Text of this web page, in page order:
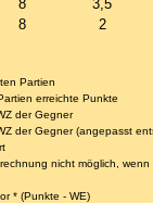
8 3,5
8 2
Partien
erreichte Punkte
der Gegner
der Gegner (angepasst
nicht möglich,
* (Punkte - WE)